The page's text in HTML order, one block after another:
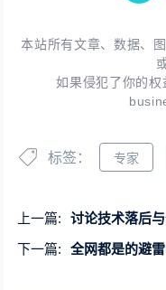
本站所有文章、数据、
如果侵犯了你的权
标签： 专家
上一篇:
讨论技术落后与否
下一篇:
全网都是的避